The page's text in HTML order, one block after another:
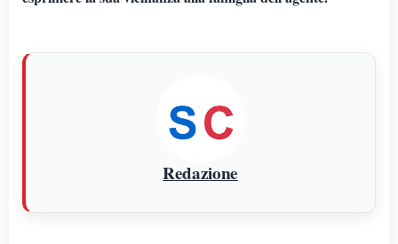
Redazione